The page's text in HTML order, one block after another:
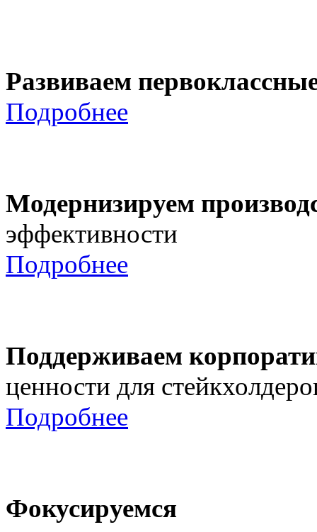
Развиваем
Подробнее
Модернизируем
эффективности
Подробнее
Поддерживаем
ценности для
Подробнее
Фокусируемся